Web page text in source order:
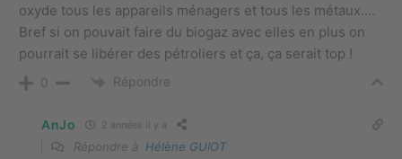
oxyde tous les appareils ménagers et tous les métaux….
Bref si on pouvait faire du biogaz avec elles en plus on
pourrait se libérer des pétroliers et ça, ça serait top !
0 Répondre
AnJo 2 années il y a
Répondre à Hélène GUIOT